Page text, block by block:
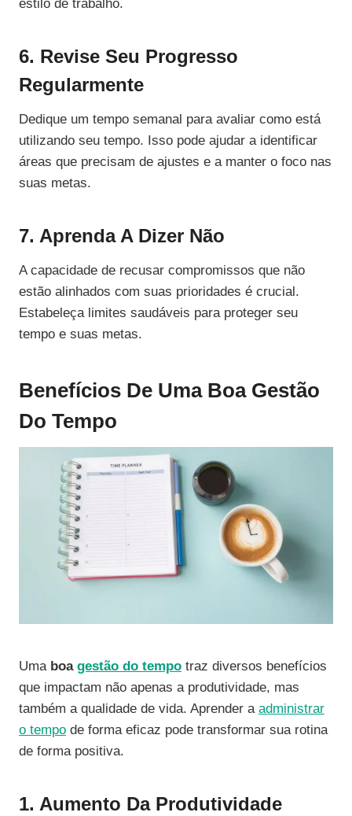
estilo de trabalho.
6. Revise Seu Progresso
Regularmente
Dedique um tempo semanal para avaliar como está
utilizando seu tempo. Isso pode ajudar a identificar
áreas que precisam de ajustes e a manter o foco nas
suas metas.
7. Aprenda A Dizer Não
A capacidade de recusar compromissos que não
estão alinhados com suas prioridades é crucial.
Estabeleça limites saudáveis para proteger seu
tempo e suas metas.
Benefícios De Uma Boa Gestão
Do Tempo
Uma boa gestão do tempo traz diversos benefícios
que impactam não apenas a produtividade, mas
também a qualidade de vida. Aprender a administrar
o tempo de forma eficaz pode transformar sua rotina
de forma positiva.
1. Aumento Da Produtividade